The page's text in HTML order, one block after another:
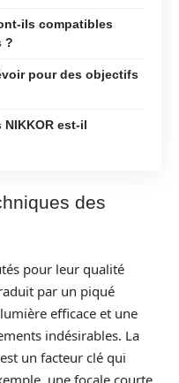
ils compatibles
?
pour des objectifs
est-il
des
pour leur qualité
par un piqué
efficace et une
indésirables. La
un facteur clé qui
une focale courte